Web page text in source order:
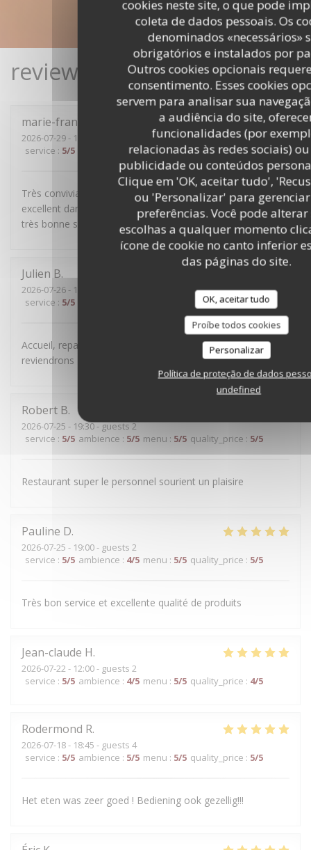
cookies neste site, o que pode
coleta de dados pessoais. Os
denominados «necessários»
obrigatórios e instalados por
Outros cookies opcionais
consentimento. Esses cookies
servem para analisar sua
a audiência do site,
funcionalidades (por
relacionadas às redes sociais)
publicidade ou conteúdos
Clique em 'OK, aceitar tudo',
ou 'Personalizar' para
preferências. Você pode alterar
escolhas a qualquer momento
ícone de cookie no canto inferior
das páginas do site.
OK, aceitar tudo
Proíbe todos cookies
Personalizar
Política de proteção de dados
undefined
marie-françoise
2026-07-29- 19:30 - guests 4
service : 5/5 5/5 menu:4/5 quality_price: 5/5
Très convivial, sans chichis, mets délicieux et service
excellent dans la bonne humeur. Nous avons passé une
très bonne soirée.
Julien B
2026-07-26 - 19:30 - guests 5
service : 5/5 quality_price:4/5
Accueil, repas et terrasse vraiment très sympa ! Nous
reviendrons 😉
Robert B
2026-07-25 - 19:30 - guests 2
service : 5/5 ambience : 5/5 menu : 5/5 quality_price : 5/5
Restaurant super le personnel sourient un plaisire
Pauline D
2026-07-25 - 19:00 - guests 2
service : 5/5 ambience : 4/5 menu : 5/5 quality_price : 5/5
Très bon service et excellente qualité de produits
Jean-claude H
2026-07-22 - 12:00 - guests 2
service : 5/5 ambience : 4/5 menu : 5/5 quality_price : 4/5
Rodermond R
2026-07-18- 18:45 - guests 4
service : 5/5 ambience : 5/5 menu : 5/5 quality_price : 5/5
Het eten was zeer goed ! Bediening ook gezellig!!!